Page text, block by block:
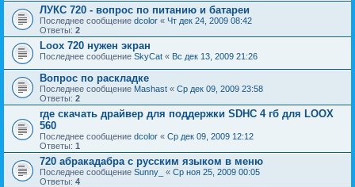
ЛУКС 720 - вопрос по питанию и батареи
Последнее сообщение dcolor « Чт дек 24, 2009 08:42
Ответы: 2
Loox 720 нужен экран
Последнее сообщение SkyCat « Вс дек 13, 2009 21:26
Вопрос по раскладке
Последнее сообщение Mashast « Ср дек 09, 2009 23:58
Ответы: 2
где скачать драйвер для поддержки SDHC 4 гб для LOOX
560
Последнее сообщение dcolor « Ср дек 09, 2009 12:12
Ответы: 1
720 абракадабра с русским языком в меню
Последнее сообщение Sunny_ « Ср ноя 25, 2009 00:05
Ответы: 4